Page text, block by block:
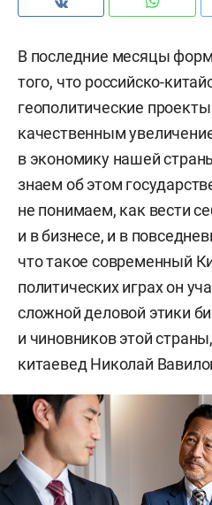
В последние месяцы
того, что российско-
геополитические
качественным
в экономику нашей
знаем об этом
не понимаем, как вести
и в бизнесе, и в
что такое современный
политических играх он
сложной деловой этики
и чиновников этой
китаевед Николай